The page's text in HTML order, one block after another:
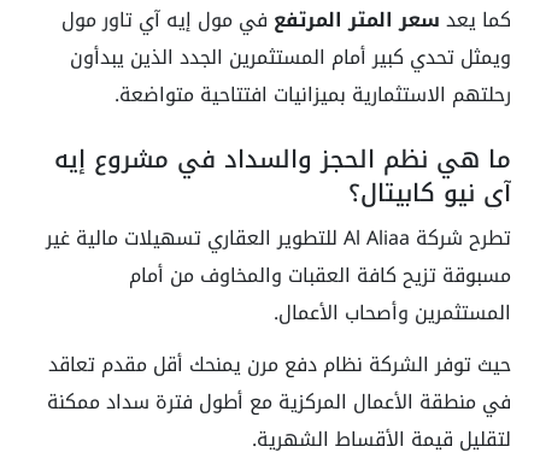
كما يعدسعر المتر المرتفع في مول إيه آي تاور مول
ويمثل تحدي كبير أمام المستثمرين الجدد الذين يبدأون
رحلتهم الاستثمارية بميزانيات افتتاحية متواضعة.
ما هي نظم الحجز والسداد في مشروع إيه
آي نيو كابيتال؟
تطرح شركة Al Aliaa للتطوير العقاري تسهيلات مالية غير
مسبوقة تزيح كافة العقبات والمخاوف من أمام
المستثمرين وأصحاب الأعمال.
حيث توفر الشركة نظام دفع مرن يمنحك أقل مقدم تعاقد
في منطقة الأعمال المركزية مع أطول فترة سداد ممكنة
لتقليل قيمة الأقساط الشهرية.